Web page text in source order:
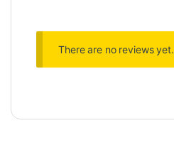
There are no reviews yet.